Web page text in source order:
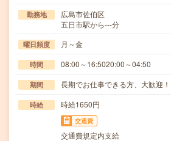
勤務地
広島市佐伯区
五日市駅から---分
曜日頻度 月～金
時間 08:00～16:5020:00～04:50
期間 長期でお仕事できる方、大歓迎！
時給 時給1650円
交通費
交通費規定内支給